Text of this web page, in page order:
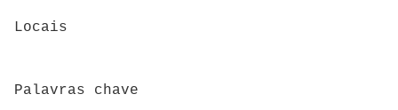
Locais
Palavras chave